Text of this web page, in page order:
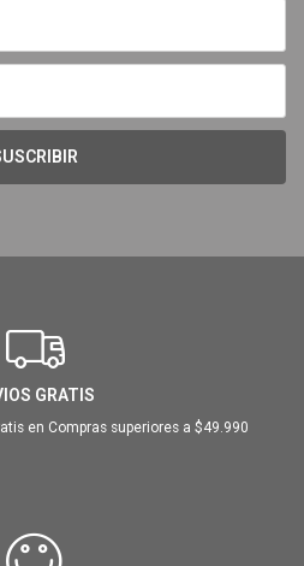
GRATIS
en Compras superiores a $49.990